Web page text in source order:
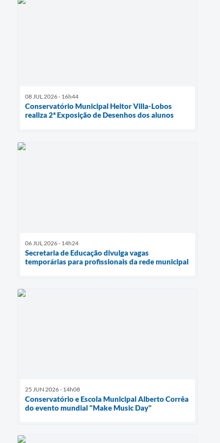
08 JUL 2026 - 16h44
Conservatório Municipal Heitor Villa-Lobos
realiza 2ª Exposição de Desenhos dos alunos
06 JUL 2026 - 14h24
Secretaria de Educação divulga vagas
temporárias para profissionais da rede municipal
25 JUN 2026 - 14h08
Conservatório e Escola Municipal Alberto Corrêa
do evento mundial "Make Music Day"